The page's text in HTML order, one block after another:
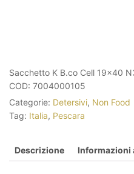
Sacchetto K B.co Cell 19×40
COD: 7004000105
Categorie: Detersivi, Non Food
Tag: Italia, Pescara
Descrizione Informazioni